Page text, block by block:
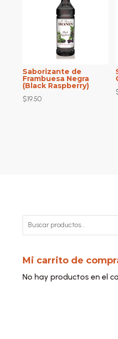
Saborizante de
Frambuesa Negra
(Black Raspberry)
$19.50
Mi carrito de
No hay productos en el